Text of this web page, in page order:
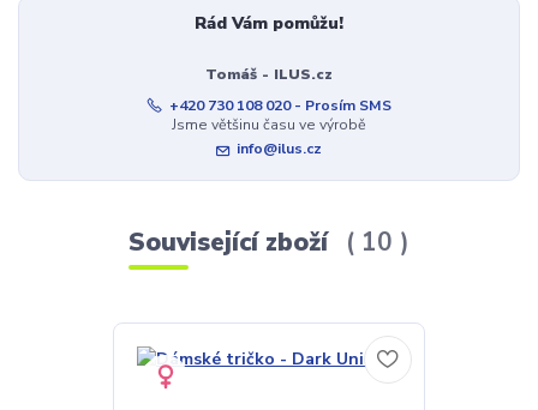
Rád Vám pomůžu!
Tomáš - ILUS.cz
+420 730 108 020 - Prosím SMS
Jsme většinu času ve výrobě
info@ilus.cz
Související zboží 10